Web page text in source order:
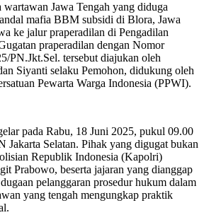
wartawan Jawa Tengah yang diduga
mafia BBM subsidi di Blora, Jawa
ke jalur praperadilan di Pengadilan
praperadilan dengan Nomor
PN.Jkt.Sel. tersebut diajukan oleh
Siyanti selaku Pemohon, didukung oleh
Pewarta Warga Indonesia (PPWI).
pada Rabu, 18 Juni 2025, pukul 09.00
Jakarta Selatan. Pihak yang digugat bukan
Republik Indonesia (Kapolri)
Prabowo, beserta jajaran yang dianggap
pelanggaran prosedur hukum dalam
yang tengah mengungkap praktik